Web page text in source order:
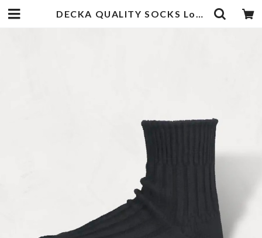
DECKA QUALITY SOCKS Low Gauge Ribbed Socks | Short Length Black | 武蔵小杉のセレクトショップ【ナクール】-nakool-